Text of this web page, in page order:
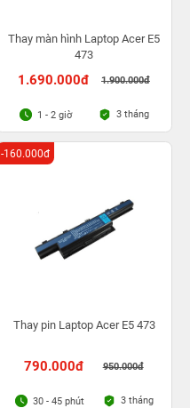
Thay màn hình Laptop Acer E5
473
1.690.000đ 1.900.000đ
1 - 2 giờ 3 tháng
Thay pin Laptop Acer E5 473
790.000đ 950.000đ
-160.000đ
30 - 45 phút 3 tháng